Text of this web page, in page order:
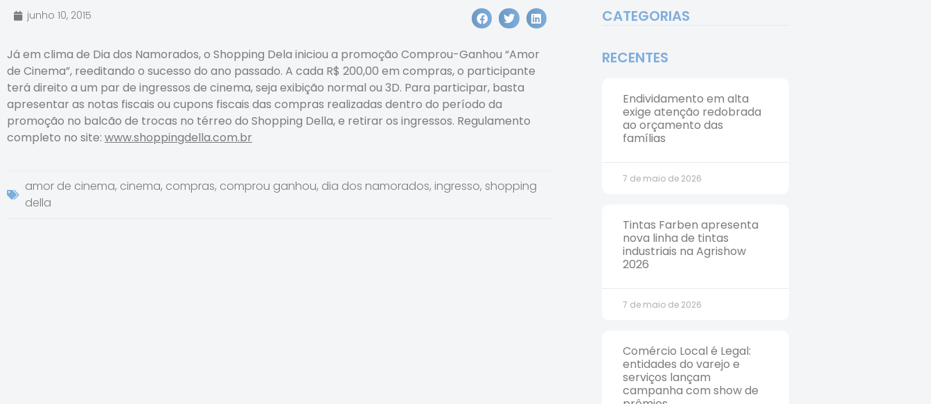
junho 10, 2015
Já em clima de Dia dos Namorados, o Shopping Dela iniciou a promoção Comprou-Ganhou “Amor
de Cinema”, reeditando o sucesso do ano passado. A cada R$ 200,00 em compras, o participante
terá direito a um par de ingressos de cinema, seja exibição normal ou 3D. Para participar, basta
apresentar as notas fiscais ou cupons fiscais das compras realizadas dentro do período da
promoção no balcão de trocas no térreo do Shopping Della, e retirar os ingressos. Regulamento
completo no site: www.shoppingdella.com.br
amor de cinema, cinema, compras, comprou ganhou, dia dos namorados, ingresso, shopping
della
CATEGORIAS
RECENTES
Endividamento em alta
exige atenção redobrada
ao orçamento das
famílias
7 de maio de 2026
Tintas Farben apresenta
nova linha de tintas
industriais na Agrishow
2026
7 de maio de 2026
Comércio Local é Legal:
entidades do varejo e
serviços lançam
campanha com show de